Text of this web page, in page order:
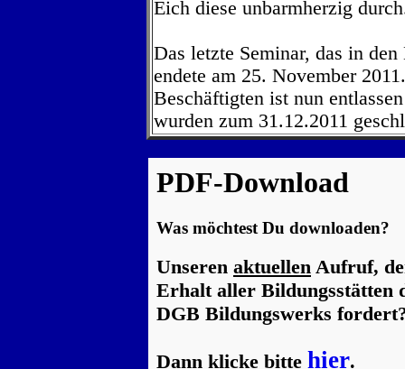
Eich diese unbarmherzig
Das letzte Seminar, das in
endete am 25. November
Beschäftigten ist nun
wurden zum 31.12.2011
PDF-Download
Was möchtest Du downloaden?
Unseren aktuellen Aufruf,
Erhalt aller Bildungsstätten
DGB Bildungswerks
Dann klicke bitte hier.